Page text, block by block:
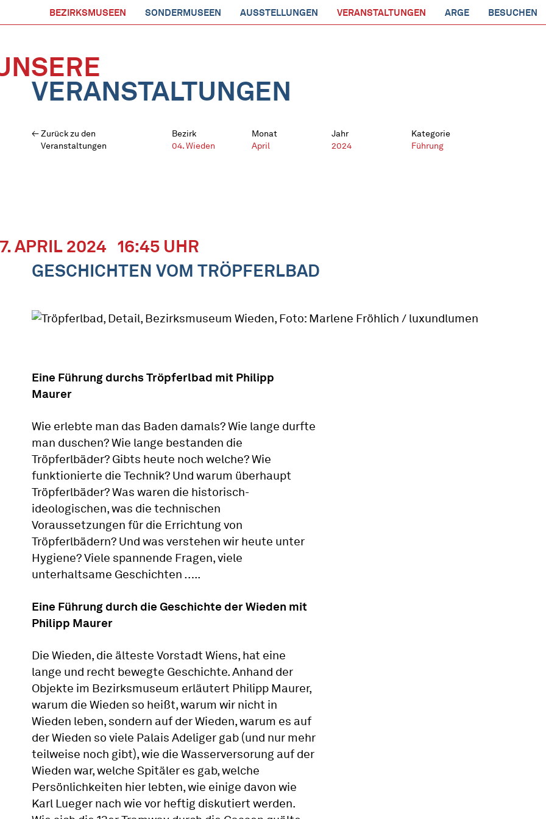
BEZIRKSMUSEEN SONDERMUSEEN AUSSTELLUNGEN VERANSTALTUNGEN ARGE BESUCHEN
VERANSTALTUNGEN
Zurück zu den
Veranstaltungen
Bezirk
04. Wieden
Monat
April
Jahr
2024
Kategorie
Führung
APRIL 2024 16:45 UHR
GESCHICHTEN VOM TRÖPFERLBAD
Eine Führung durchs Tröpferlbad mit Philipp
Maurer
Wie erlebte man das Baden damals? Wie lange durfte
man duschen? Wie lange bestanden die
Tröpferlbäder? Gibts heute noch welche? Wie
funktionierte die Technik? Und warum überhaupt
Tröpferlbäder? Was waren die historisch-
ideologischen, was die technischen
Voraussetzungen für die Errichtung von
Tröpferlbädern? Und was verstehen wir heute unter
Hygiene? Viele spannende Fragen, viele
unterhaltsame Geschichten …..
Eine Führung durch die Geschichte der Wieden mit
Philipp Maurer
Die Wieden, die älteste Vorstadt Wiens, hat eine
lange und recht bewegte Geschichte. Anhand der
Objekte im Bezirksmuseum erläutert Philipp Maurer,
warum die Wieden so heißt, warum wir nicht in
Wieden leben, sondern auf der Wieden, warum es auf
der Wieden so viele Palais Adeliger gab (und nur mehr
teilweise noch gibt), wie die Wasserversorung auf der
Wieden war, welche Spitäler es gab, welche
Persönlichkeiten hier lebten, wie einige davon wie
Karl Lueger nach wie vor heftig diskutiert werden.